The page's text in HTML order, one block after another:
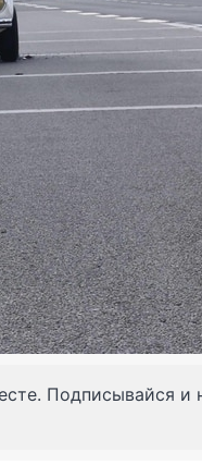
Подписывайся и